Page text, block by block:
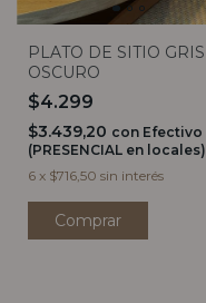
PLATO DE SITIO GRIS
OSCURO
$4.299
$3.439,20 con Efectivo
(PRESENCIAL en locales)
6 x $716,50 sin interés